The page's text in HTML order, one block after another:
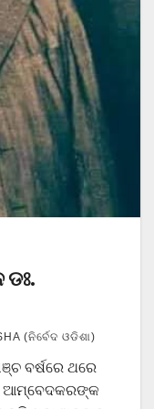
ଡଃ.
(ନିର୍ବେଦ ଓଡିଶା)
ବର୍ଷରେ ଥରେ
ଆମ୍ବେଦକରଙ୍କ